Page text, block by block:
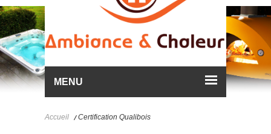
MENU
Accueil Certification Qualibois